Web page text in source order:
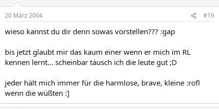
20 März 2004 #19
wieso kannst du dir denn sowas vorstellen??? :gap
bis jetzt glaubt mir das kaum einer wenn er mich im RL
kennen lernt... scheinbar täusch ich die leute gut ;D
jeder hält mich immer für die harmlose, brave, kleine :rofl
wenn die wüßten :]